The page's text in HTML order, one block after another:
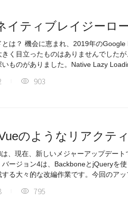
イティブレイジーロ
とは？ 機会に恵まれ、2019年の
きく目立ったものはありませんでした
ものがありました。Native Lazy
903
のようなリアクテ
、現在、新しいメジャーアップデー
ージョン4は、BackboneとjQueryを
る大々的な改編作業です。今回のア
795